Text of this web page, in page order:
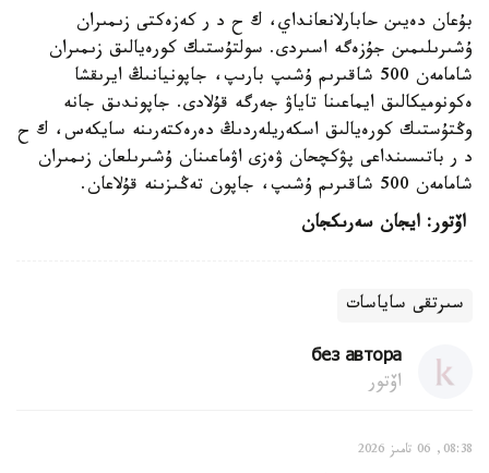
بۇعان دەيىن حابارلانعانداي، ك ح د ر كەزەكتى زىمىران
ۇشىرىلىمىن جۇزەگە اسىردى. سولتۇستىك كورەيالىق زىمىران
شامامەن 500 شاقىرىم ۇشىپ بارىپ، جاپونيانىڭ ايرىقشا
ەكونوميكالىق ايماعىنا تاياۋ جەرگە قۇلادى. جاپوندىق جانە
وڭتۇستىك كورەيالىق اسكەريلەردىڭ دەرەكتەرىنە سايكەس، ك ح
د ر باتىسىنداعى پۋكچحان ۋەزى اۋماعىنان ۇشىرىلعان زىمىران
شامامەن 500 شاقىرىم ۇشىپ، جاپون تەڭىزىنە قۇلاعان.
اۆتور: ايجان سەرىكجان
سىرتقى ساياسات
без автора
اۆتور
08:38, 06 تامىز 2026